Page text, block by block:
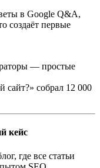
в Google Q&A,
создаёт первые
— простые
сайт?» собрал 12 000
кейс
где все статьи